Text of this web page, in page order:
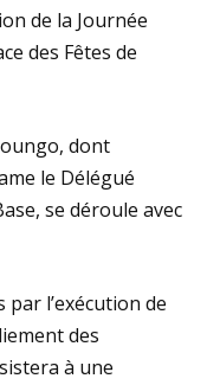
de la Journée
des Fêtes de
dont
le Délégué
se déroule avec
par l’exécution de
des
à une